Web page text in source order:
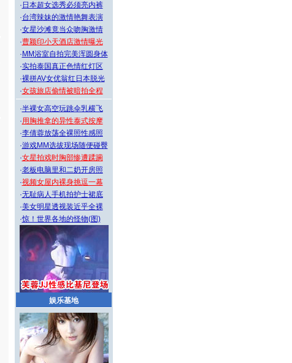
· 日本超女选秀必须亮内裤
·台湾辣妹的激情艳舞表演
·女星沙滩竟当众吻胸激情
·曹颖印小天酒店激情曝光
· MM浴室自拍完美浑圆身体
·实拍泰国真正色情红灯区
·裸拼AV女优翁红日本脱光
·女孩旅店偷情被暗拍全程
·半裸女高空玩跳伞乳横飞
·用胸推拿的异性泰式按摩
·李倩蓉放荡全裸照性感照
·游戏MM选拔现场随便碰臀
·女星拍戏时胸部惨遭蹂躏
·老板电脑里和二奶开房照
·视频女屋内裸身挑逗一幕
·无耻病人手机拍护士裙底
·美女明星透视装近乎全裸
·惊！世界各地的怪物(图)
娱乐基地